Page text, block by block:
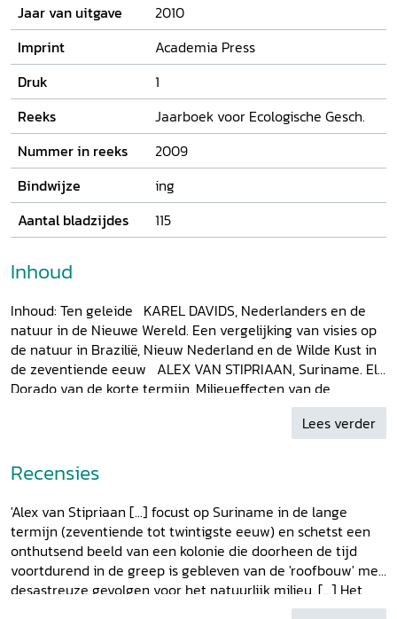
Jaar van uitgave
2010
Imprint
Academia Press
Druk
1
Reeks
Jaarboek voor Ecologische Gesch.
Nummer in reeks
2009
Bindwijze
ing
Aantal bladzijdes
115
Inhoud
Inhoud: Ten geleide KAREL DAVIDS, Nederlanders en de
natuur in de Nieuwe Wereld. Een vergelijking van visies op
de natuur in Brazilië, Nieuw Nederland en de Wilde Kust in
de zeventiende eeuw ALEX VAN STIPRIAAN, Suriname. El
Dorado van de korte termijn. Milieueffecten van de
exploitatie van de natuurlijke rijkdommen, 17e-20e eeuw
PETER BOOMGAARD, Droefenis en duurzaamheid. Beheer
(1808-1810) PATRICIA VAN SCHUYLENBERGH,
Wetenschappelijke netwerken en voorbeelden van
Belgisch-Nederlandse uitwisselingen (1885-1940)
Recensies English Abstracts
Lees verder
Recensies
'Alex van Stipriaan [...] focust op Suriname in de lange
termijn (zeventiende tot twintigste eeuw) en schetst een
onthutsend beeld van een kolonie die doorheen de tijd
voortdurend in de greep is gebleven van de 'roofbouw' met
desastreuze gevolgen voor het natuurlijk milieu. [...] Het
werk van Patricia van Schuylenbergh [...] over natuurbeleid